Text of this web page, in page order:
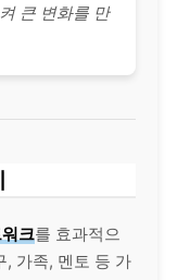
큰 변화를 만
크를 효과적으
, 가족, 멘토 등 가